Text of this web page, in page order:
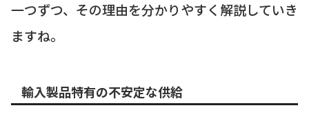
一つずつ、その理由を分かりやすく解説していき
ますね。
輸入製品特有の不安定な供給